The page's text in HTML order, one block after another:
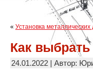
« Установка металлических
Как
24.01.2022 | Автор: